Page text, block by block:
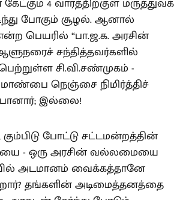
போகும் சூழல். ஆனால்
பெயரில் “பா.ஜ.க. அரசின்
சந்தித்தவர்களில்
சி.வி.சண்முகம் -
நெஞ்சை நிமிர்த்திச்
இல்லை!
போட்டு சட்டமன்றத்தின்
- ஒரு அரசின் வல்லமையை
அடமானம் வைக்கத்தானே
தங்களின் அடிமைத்தனத்தை